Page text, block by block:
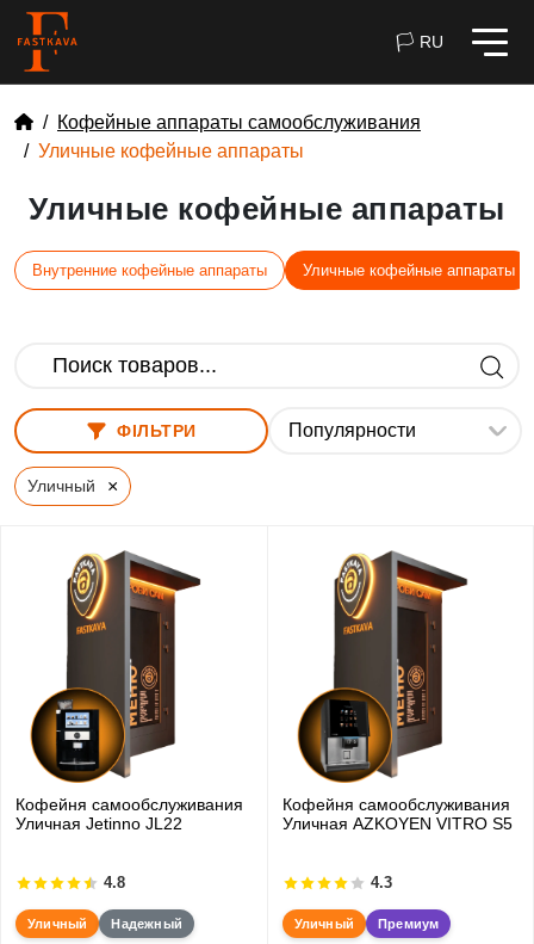
🏳 RU
Кофейные аппараты самообслуживания
Уличные кофейные аппараты
Уличные кофейные аппараты
Внутренние кофейные аппараты Уличные кофейные аппараты
ФІЛЬТРИ
Уличный ×
Кофейня самообслуживания
Уличная Jetinno JL22
4.8
Уличный Надежный
Кофейня самообслуживания
Уличная AZKOYEN VITRO S5
4.3
Уличный Премиум